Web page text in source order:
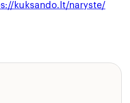
kuksando.lt/naryste/